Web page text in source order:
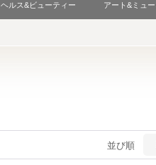
ヘルス&ビューティー アート&ミュ
並び順